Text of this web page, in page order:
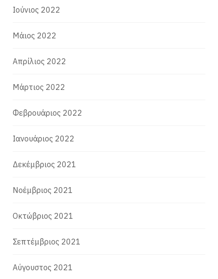
Ιούνιος 2022
Μάιος 2022
Απρίλιος 2022
Μάρτιος 2022
Φεβρουάριος 2022
Ιανουάριος 2022
Δεκέμβριος 2021
Νοέμβριος 2021
Οκτώβριος 2021
Σεπτέμβριος 2021
Αύγουστος 2021